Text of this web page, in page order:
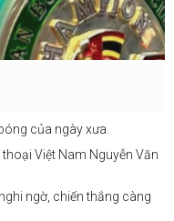
của ngày xưa.
Việt Nam Nguyễn Văn
ngờ, chiến thắng càng